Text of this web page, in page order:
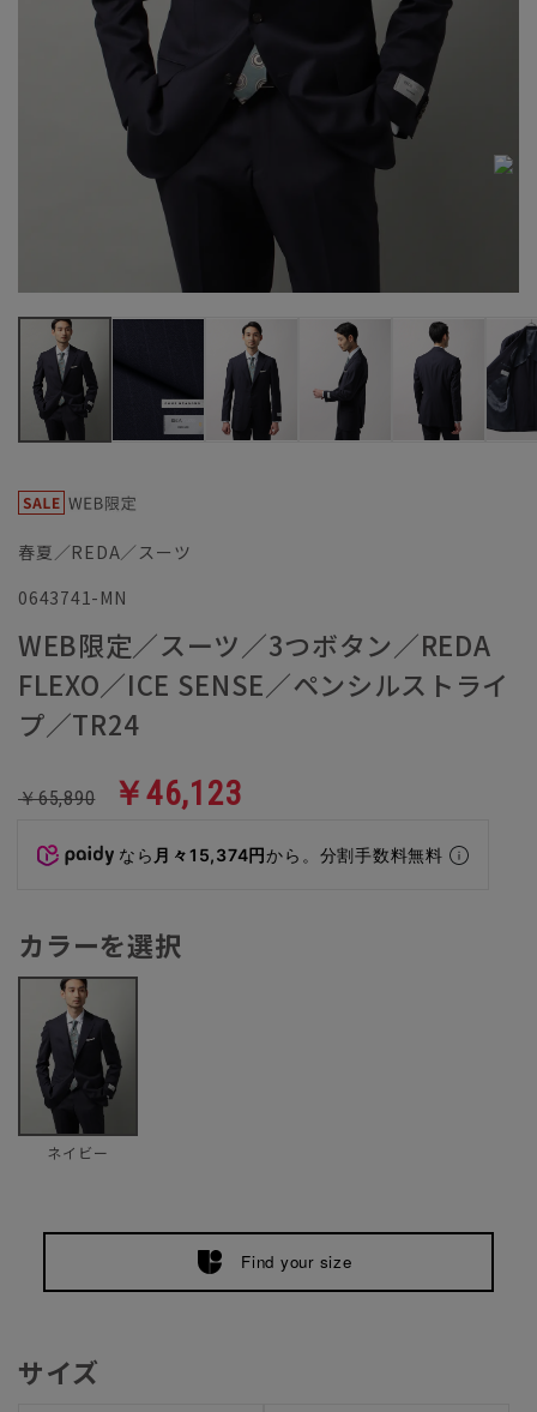
春夏／REDA／スーツ
0643741-MN
WEB限定／スーツ／3つボタン／REDA
FLEXO／ICE SENSE／ペンシルストライ
プ／TR24
￥65,890 ￥46,123
なら 月々15,374円から。分割手数料無料
カラーを選択
ネイビー
Find your size
サイズ